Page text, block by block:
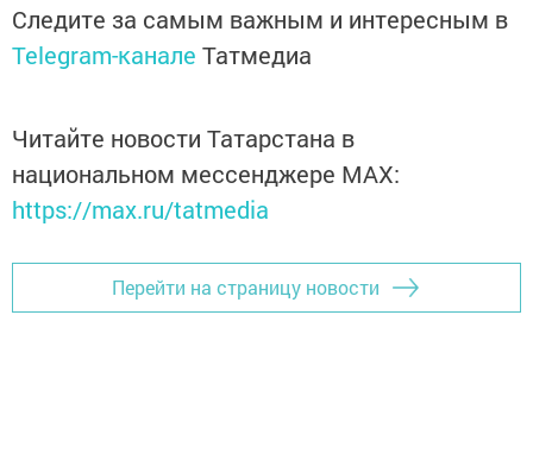
Следите за самым важным и интересным в
Telegram-канале Татмедиа
Читайте новости Татарстана в
национальном мессенджере MАХ:
https://max.ru/tatmedia
Перейти на страницу новости